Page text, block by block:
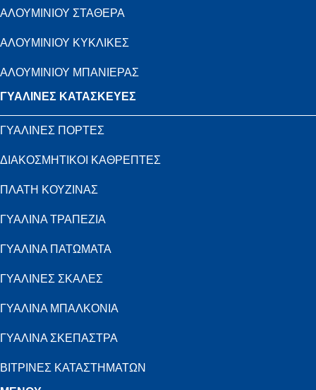
ΑΛΟΥΜΙΝΙΟΥ ΣΤΑΘΕΡΑ
ΑΛΟΥΜΙΝΙΟΥ ΚΥΚΛΙΚΕΣ
ΑΛΟΥΜΙΝΙΟΥ ΜΠΑΝΙΕΡΑΣ
ΓΥΑΛΙΝΕΣ ΚΑΤΑΣΚΕΥΕΣ
ΓΥΑΛΙΝΕΣ ΠΟΡΤΕΣ
ΔΙΑΚΟΣΜΗΤΙΚΟΙ ΚΑΘΡΕΠΤΕΣ
ΠΛΑΤΗ ΚΟΥΖΙΝΑΣ
ΓΥΑΛΙΝΑ ΤΡΑΠΕΖΙΑ
ΓΥΑΛΙΝΑ ΠΑΤΩΜΑΤΑ
ΓΥΑΛΙΝΕΣ ΣΚΑΛΕΣ
ΓΥΑΛΙΝΑ ΜΠΑΛΚΟΝΙΑ
ΓΥΑΛΙΝΑ ΣΚΕΠΑΣΤΡΑ
ΒΙΤΡΙΝΕΣ ΚΑΤΑΣΤΗΜΑΤΩΝ